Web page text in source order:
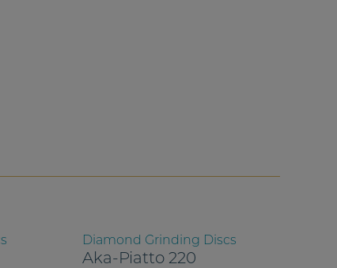
Diamond Grinding Discs
Aka-Piatto 220